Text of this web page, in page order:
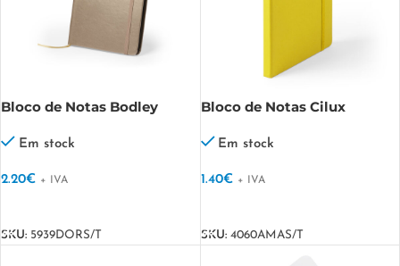
Bloco de Notas Bodley
Em stock
2.20€ + IVA
SKU: 5939DORS/T
Bloco de Notas Cilux
Em stock
1.40€ + IVA
SKU: 4060AMAS/T